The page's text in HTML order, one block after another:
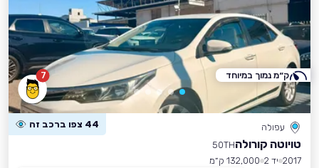
7
עפולה 44 צפו ברכב זה
טויוטה קורולה50TH
2017 יד 2
132,000 ק״מ
ק״מ נמוך במיוחד